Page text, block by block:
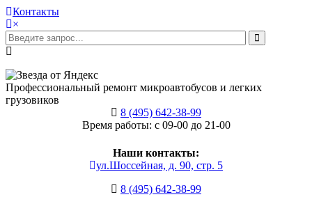
Контакты
×
Профессиональный ремонт микроавтобусов и легких
грузовиков
8 (495) 642-38-99
Время работы: с 09-00 до 21-00
Наши контакты:
ул.Шоссейная, д. 90, стр. 5
8 (495) 642-38-99